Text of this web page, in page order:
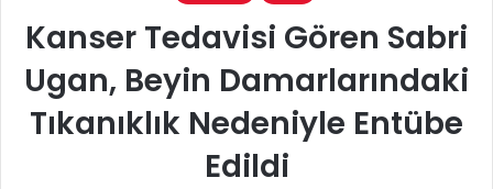
Kanser Tedavisi Gören Sabri
Ugan, Beyin Damarlarındaki
Tıkanıklık Nedeniyle Entübe
Edildi